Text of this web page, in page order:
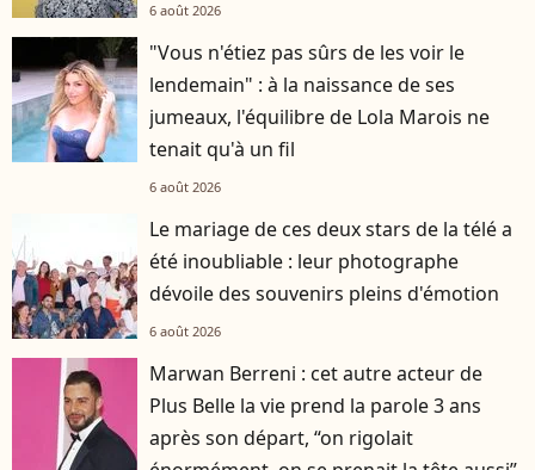
6 août 2026
"Vous n'étiez pas sûrs de les voir le
lendemain" : à la naissance de ses
jumeaux, l'équilibre de Lola Marois ne
tenait qu'à un fil
6 août 2026
Le mariage de ces deux stars de la télé a
été inoubliable : leur photographe
dévoile des souvenirs pleins d'émotion
6 août 2026
Marwan Berreni : cet autre acteur de
Plus Belle la vie prend la parole 3 ans
après son départ, “on rigolait